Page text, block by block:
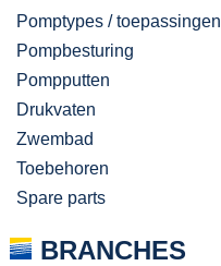
Pomptypes / toepassingen
Pompbesturing
Pompputten
Drukvaten
Zwembad
Toebehoren
Spare parts
BRANCHES